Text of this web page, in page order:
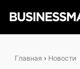
Главная › Новости